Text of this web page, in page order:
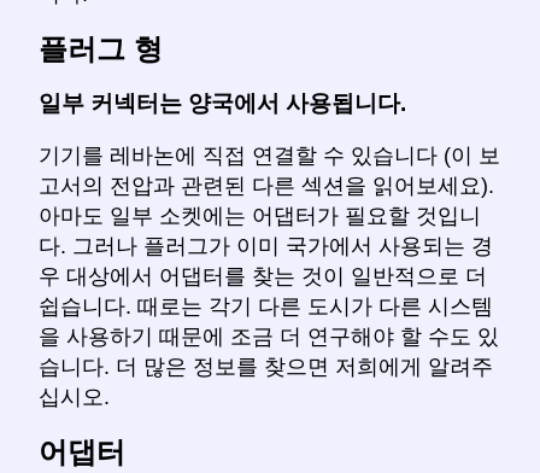
플러그 형
일부 커넥터는 양국에서 사용됩니다.
기기를 레바논에 직접 연결할 수 있습니다 (이 보
고서의 전압과 관련된 다른 섹션을 읽어보세요).
아마도 일부 소켓에는 어댑터가 필요할 것입니
다. 그러나 플러그가 이미 국가에서 사용되는 경
우 대상에서 어댑터를 찾는 것이 일반적으로 더
쉽습니다. 때로는 각기 다른 도시가 다른 시스템
을 사용하기 때문에 조금 더 연구해야 할 수도 있
습니다. 더 많은 정보를 찾으면 저희에게 알려주
십시오.
어댑터